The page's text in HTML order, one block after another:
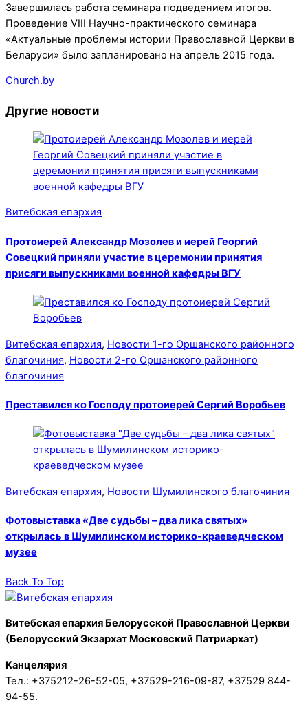
Завершилась работа семинара подведением итогов.
Проведение VIII Научно-практического семинара
«Актуальные проблемы истории Православной Церкви в
Беларуси» было запланировано на апрель 2015 года.
Church.by
Другие новости
Витебская епархия
Протоиерей Александр Мозолев и иерей Георгий
Совецкий приняли участие в церемонии принятия
присяги выпускниками военной кафедры ВГУ
Витебская епархия, Новости 1-го Оршанского районного
благочиния, Новости 2-го Оршанского районного
благочиния
Преставился ко Господу протоиерей Сергий Воробьев
Витебская епархия, Новости Шумилинского благочиния
Фотовыставка «Две судьбы – два лика святых»
открылась в Шумилинском историко-краеведческом
музее
Back To Top
Витебская епархия Белорусской Православной Церкви
(Белорусский Экзархат Московский Патриархат)
Канцелярия
Тел.: +375212-26-52-05, +37529-216-09-87, +37529 844-
94-55.